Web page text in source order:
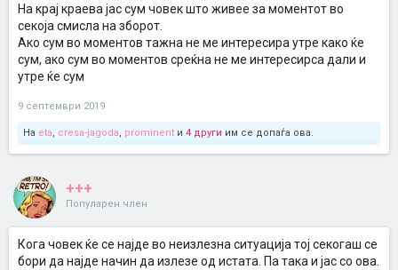
На крај краева јас сум човек што живее за моментот во
секоја смисла на зборот.
Ако сум во моментов тажна не ме интересира утре како ќе
сум, ако сум во моментов среќна не ме интересирса дали и
утре ќе сум
9 септември 2019
На eta, cresa-jagoda, prominent и 4 други им се допаѓа ова.
+++
Популарен член
Кога човек ќе се најде во неизлезна ситуација тој секогаш се
бори да најде начин да излезе од истата. Па така и јас со ова.